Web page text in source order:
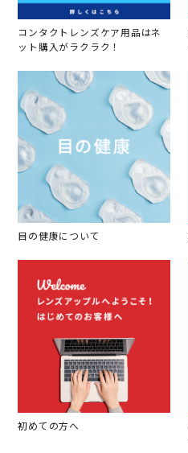
コンタクトレンズケア用品はネ
ット購入がラクラク！
目の健康について
初めての方へ